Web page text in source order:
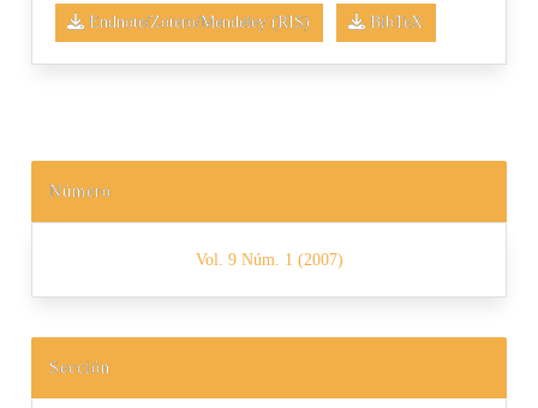
Endnote/Zotero/Mendeley (RIS) BibTeX
Número
Vol. 9 Núm. 1 (2007)
Sección